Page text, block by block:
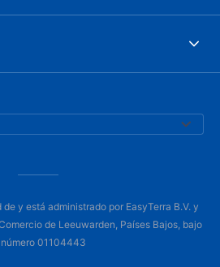
y está administrado por EasyTerra B.V. y
de Leeuwarden, Países Bajos, bajo
01104443